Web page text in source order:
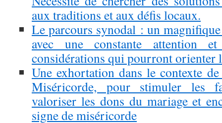
aux traditions et aux défis locaux.
Le parcours synodal : un
avec une constante attention et
considérations qui pourront orienter
Une exhortation dans le contexte
Miséricorde, pour stimuler les
valoriser les dons du mariage et
signe de miséricorde